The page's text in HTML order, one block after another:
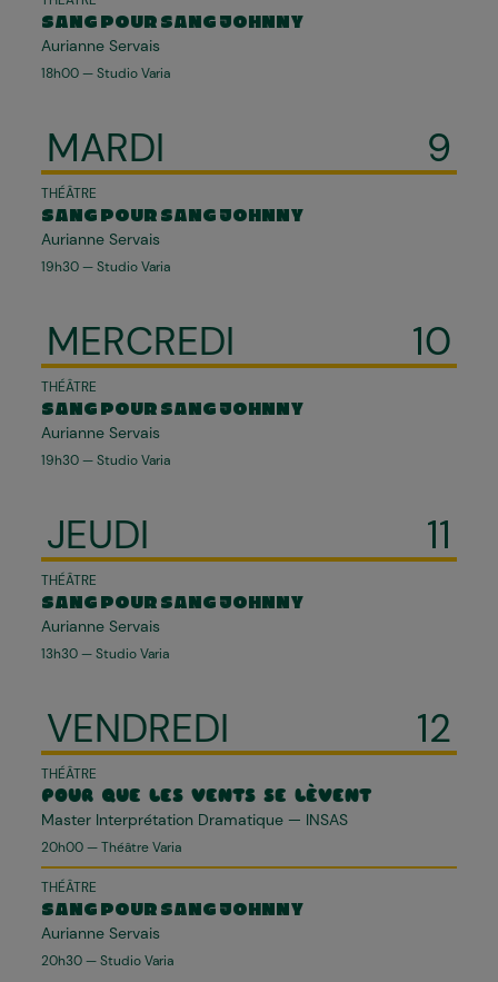
SANG POUR SANG JOHNNY
Aurianne Servais
18h00 — Studio Varia
MARDI 9
THÉÂTRE
SANG POUR SANG JOHNNY
Aurianne Servais
19h30 — Studio Varia
MERCREDI 10
THÉÂTRE
SANG POUR SANG JOHNNY
Aurianne Servais
19h30 — Studio Varia
JEUDI 11
THÉÂTRE
SANG POUR SANG JOHNNY
Aurianne Servais
13h30 — Studio Varia
VENDREDI 12
THÉÂTRE
POUR QUE LES VENTS SE LÈVENT
Master Interprétation Dramatique — INSAS
20h00 — Théâtre Varia
THÉÂTRE
SANG POUR SANG JOHNNY
Aurianne Servais
20h30 — Studio Varia